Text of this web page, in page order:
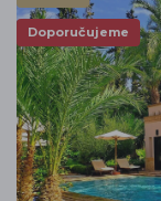
Doporučujeme